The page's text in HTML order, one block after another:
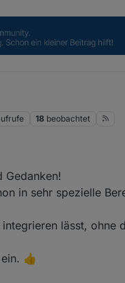
18 beobachtet
Gedanken!
in sehr spezielle
lässt, ohne
👍